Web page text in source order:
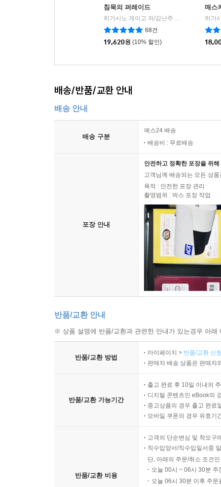
침묵의 퍼레이드
히가시노 게이고 저/김난주 역
68건
19,620원 (10% 할인)
매스
배송/반품/교환 안내
배송 안내
배송 구분
예스24 배송
배송비 : 무료배송
포장 안내
안전하고 정확한 포장을 위
고객님께 배송되는 모든 상
목적 : 안전한 포장 관리
촬영범위 : 박스 포장 작업
반품/교환 안내
※ 상품 설명에 반품/교환과 관련한 안내가 있는경우 아
반품/교환 방법
마이페이지 > 반품/교환 신
판매자 배송 상품은 판매자
반품/교환 가능기간
출고 완료 후 10일 이내의
디지털 콘텐츠인 eBook의
중고상품의 경우 출고 완료
모바일 쿠폰의 경우 유효기
반품/교환 비용
고객의 단순변심 및 착오구
직수입양서/직수입일서중
단, 아래의 주문/취소 조건
오늘 00시 ~ 06시 30분
오늘 06시 30분 이후 주